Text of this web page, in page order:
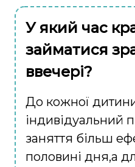
У який час
займатися
ввечері?
До кожної
індивідуальний
заняття більш
половині дня,а